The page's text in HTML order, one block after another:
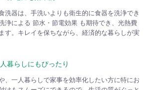
洗器は、手洗いよりも衛生的に食器を洗浄でき
浄による 節水・節電効果 も期待でき、光熱費
す。キレイを保ちながら、経済的な暮らしが実
暮らしにもぴったり
、一人暮らしで家事を効率化したい方に特にお